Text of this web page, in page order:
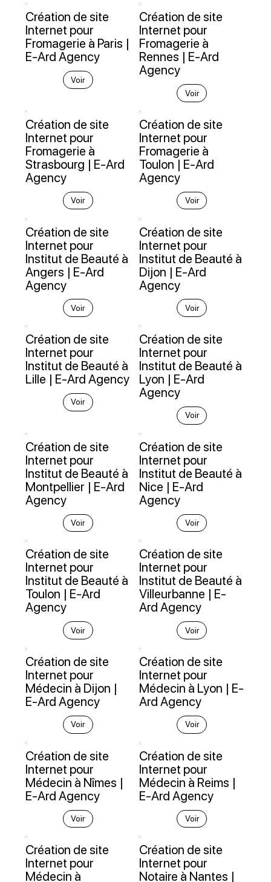
Création de site
Internet pour
Fromagerie à Paris |
E-Ard Agency
Voir
Création de site
Internet pour
Fromagerie à
Rennes | E-Ard
Agency
Voir
Création de site
Internet pour
Fromagerie à
Strasbourg | E-Ard
Agency
Voir
Création de site
Internet pour
Fromagerie à
Toulon | E-Ard
Agency
Voir
Création de site
Internet pour
Institut de Beauté à
Angers | E-Ard
Agency
Voir
Création de site
Internet pour
Institut de Beauté à
Dijon | E-Ard
Agency
Voir
Création de site
Internet pour
Institut de Beauté à
Lille | E-Ard Agency
Voir
Création de site
Internet pour
Institut de Beauté à
Lyon | E-Ard
Agency
Voir
Création de site
Internet pour
Institut de Beauté à
Montpellier | E-Ard
Agency
Voir
Création de site
Internet pour
Institut de Beauté à
Nice | E-Ard
Agency
Voir
Création de site
Internet pour
Institut de Beauté à
Toulon | E-Ard
Agency
Voir
Création de site
Internet pour
Institut de Beauté à
Villeurbanne | E-
Ard Agency
Voir
Création de site
Internet pour
Médecin à Dijon |
E-Ard Agency
Voir
Création de site
Internet pour
Médecin à Lyon | E-
Ard Agency
Voir
Création de site
Internet pour
Médecin à Nîmes |
E-Ard Agency
Voir
Création de site
Internet pour
Médecin à Reims |
E-Ard Agency
Voir
Création de site
Internet pour
Médecin à
Création de site
Internet pour
Notaire à Nantes |